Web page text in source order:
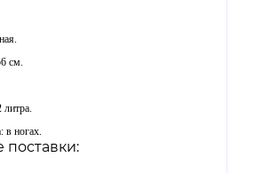
см.
в ногах.
поставки: